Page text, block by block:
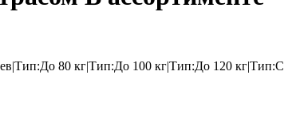
80 кг|Тип:До 100 кг|Тип:До 120 кг|Тип:С